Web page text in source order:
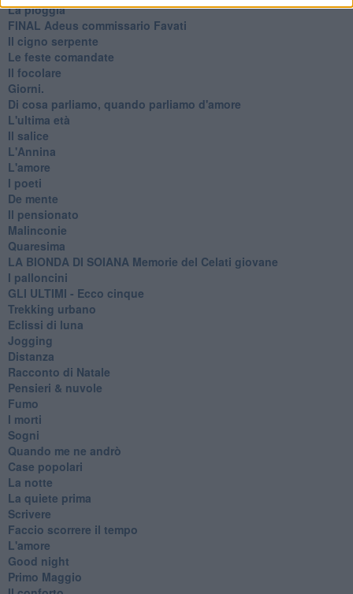
La pioggia
FINAL Adeus commissario Favati
Il cigno serpente
Le feste comandate
Il focolare
Giorni.
Di cosa parliamo, quando parliamo d'amore
L'ultima età
Il salice
L'Annina
L'amore
I poeti
De mente
Il pensionato
Malinconie
Quaresima
LA BIONDA DI SOIANA Memorie del Celati giovane
I palloncini
GLI ULTIMI - Ecco cinque
Trekking urbano
Eclissi di luna
Jogging
Distanza
Racconto di Natale
Pensieri & nuvole
Fumo
I morti
Sogni
Quando me ne andrò
Case popolari
La notte
La quiete prima
Scrivere
Faccio scorrere il tempo
L'amore
Good night
Primo Maggio